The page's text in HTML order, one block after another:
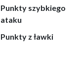
Punkty szybkiego
ataku
Punkty z ławki